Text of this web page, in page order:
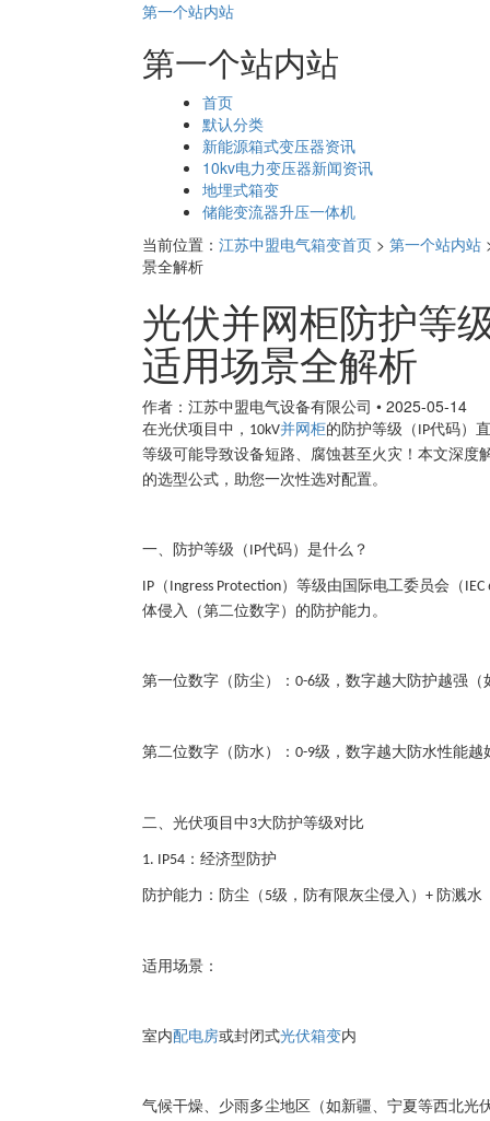
第一个站内站
第一个站内站
首页
默认分类
新能源箱式变压器资讯
10kv电力变压器新闻资讯
地埋式箱变
储能变流器升压一体机
当前位置： 江苏中盟电气箱变首页 > 第一个站内站
景全解析
光伏并网柜防护等
适用场景全解析
作者：江苏中盟电气设备有限公司 • 2025-05-14
在光伏项目中， 10kV并网柜的防护等级（ IP代码）
等级可能导致设备短路、腐蚀甚至火灾！本文深度
的选型公式，助您一次性选对配置。
一、防护等级（ IP代码）是什么？
IP （ Ingress Protection）等级由国际电工委员会（ IEC
体侵入（第二位数字）的防护能力。
第一位数字（防尘）： 0-6级，数字越大防护越强（
第二位数字（防水）： 0-9级，数字越大防水性能越
二、光伏项目中 3大防护等级对比
1. IP54 ：经济型防护
防护能力：防尘（ 5级，防有限灰尘侵入） + 防溅水
适用场景：
室内配电房或封闭式光伏箱变内
气候干燥、少雨多尘地区（如新疆、宁夏等西北光